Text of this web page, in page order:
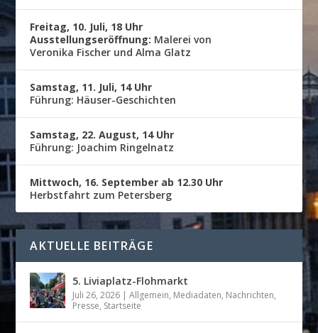
Freitag, 10. Juli, 18 Uhr
Ausstellungseröffnung: Malerei von
Veronika Fischer und Alma Glatz
Samstag, 11. Juli, 14 Uhr
Führung: Häuser-Geschichten
Samstag, 22. August, 14 Uhr
Führung: Joachim Ringelnatz
Mittwoch, 16. September ab 12.30 Uhr
Herbstfahrt zum Petersberg
AKTUELLE BEITRÄGE
5. Liviaplatz-Flohmarkt
Juli 26, 2026 |Allgemein, Mediadaten, Nachrichten,
Presse, Startseite